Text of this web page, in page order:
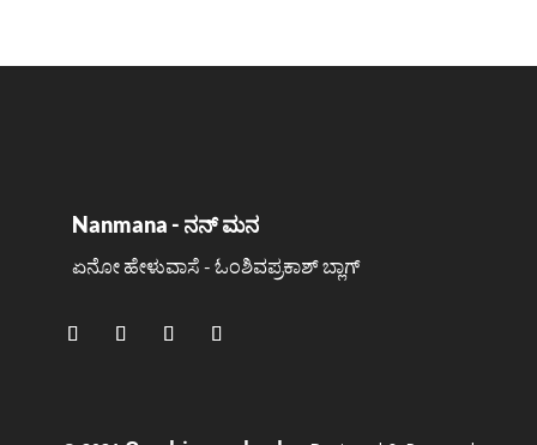
Nanmana - ನನ್ ಮನ
ಏನೋ ಹೇಳುವಾಸೆ - ಓಂಶಿವಪ್ರಕಾಶ್ ಬ್ಲಾಗ್